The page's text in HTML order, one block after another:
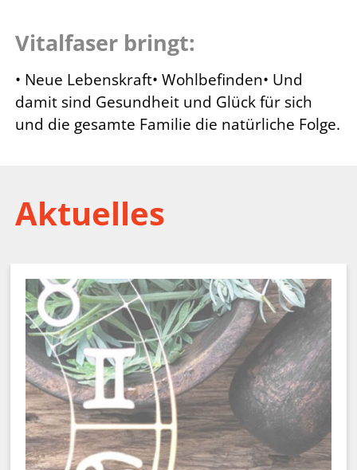
Vitalfaser bringt:
• Neue Lebenskraft• Wohlbefinden• Und
damit sind Gesundheit und Glück für sich
und die gesamte Familie die natürliche Folge.
Aktuelles